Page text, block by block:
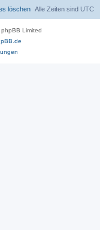
Alle Zeiten sind UTC
löschen
Limited